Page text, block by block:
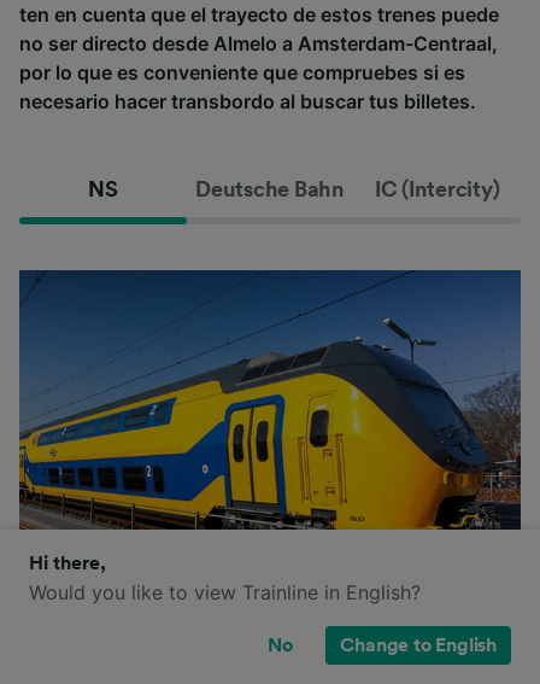
ten en cuenta que el trayecto de estos trenes puede
no ser directo desde Almelo a Amsterdam-Centraal,
por lo que es conveniente que compruebes si es
necesario hacer transbordo al buscar tus billetes.
NS Deutsche Bahn IC (Intercity)
NS (Nederlandse Spoorwegen) es el principal
Hi there,
Would you like to view Trainline in English?
No Change to English